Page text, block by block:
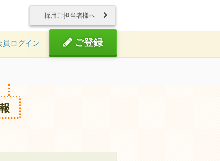
採用ご担当者様へ
員ログイン ご登録